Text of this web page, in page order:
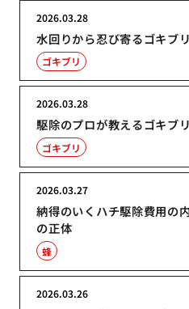
水回りから忍び寄るゴキブ
2026.03.28
ゴキブリ
駆除のプロが教えるゴキブ
2026.03.28
ゴキブリ
納得のいくハチ駆除費用の
の正体
2026.03.27
蜂
2026.03.26